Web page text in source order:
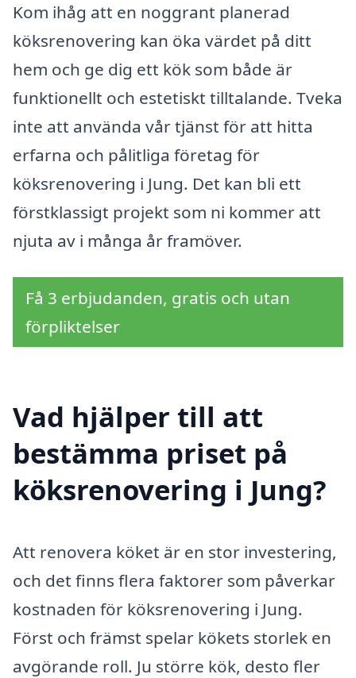
Kom ihåg att en noggrant planerad
köksrenovering kan öka värdet på ditt
hem och ge dig ett kök som både är
funktionellt och estetiskt tilltalande. Tveka
inte att använda vår tjänst för att hitta
erfarna och pålitliga företag för
köksrenovering i Jung. Det kan bli ett
förstklassigt projekt som ni kommer att
njuta av i många år framöver.
Få 3 erbjudanden, gratis och utan
förpliktelser
Vad hjälper till att
bestämma priset på
köksrenovering i Jung?
Att renovera köket är en stor investering,
och det finns flera faktorer som påverkar
kostnaden för köksrenovering i Jung.
Först och främst spelar kökets storlek en
avgörande roll. Ju större kök, desto fler